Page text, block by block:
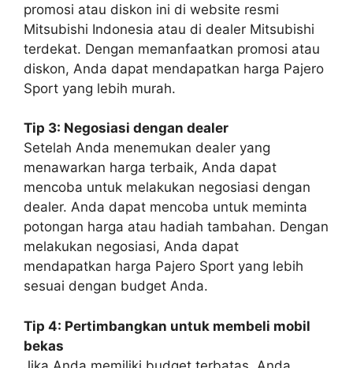
promosi atau diskon ini di website resmi
Mitsubishi Indonesia atau di dealer Mitsubishi
terdekat. Dengan memanfaatkan promosi atau
diskon, Anda dapat mendapatkan harga Pajero
Sport yang lebih murah.
Tip 3: Negosiasi dengan dealer
Setelah Anda menemukan dealer yang
menawarkan harga terbaik, Anda dapat
mencoba untuk melakukan negosiasi dengan
dealer. Anda dapat mencoba untuk meminta
potongan harga atau hadiah tambahan. Dengan
melakukan negosiasi, Anda dapat
mendapatkan harga Pajero Sport yang lebih
sesuai dengan budget Anda.
Tip 4: Pertimbangkan untuk membeli mobil
bekas